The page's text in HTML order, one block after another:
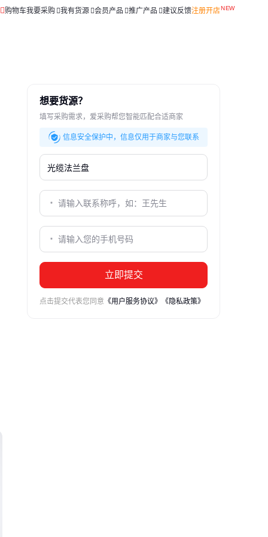
购物车我要采购 我有货源 会员产品 推广产品 建议反馈注册开店
想要货源？
填写采购需求，爱采购帮您智能匹配合适商家
信息安全保护中，信息仅用于商家与您联系
立即提交
点击提交代表您同意 《用户服务协议》 《隐私政策》